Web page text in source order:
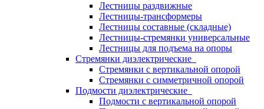
Лестницы раздвижные
Лестницы-трансформеры
Лестницы составные (складные)
Лестницы-стремянки универсальные
Лестницы для подъема на опоры
Стремянки диэлектрические
Стремянки с вертикальной опорой
Стремянки с симметричной опорой
Подмости диэлектрические
Подмости с вертикальной опорой